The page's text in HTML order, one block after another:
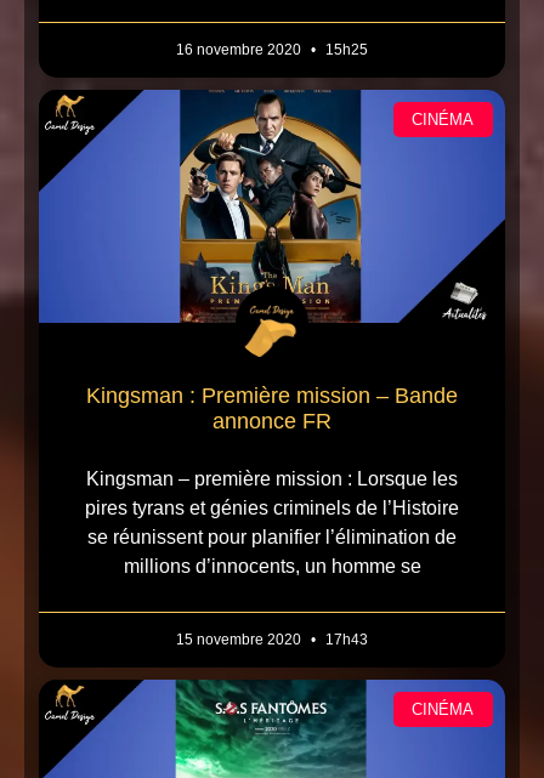
16 novembre 2020 15h25
CINÉMA
Kingsman : Première mission – Bande
annonce FR
Kingsman – première mission : Lorsque les
pires tyrans et génies criminels de l’Histoire
se réunissent pour planifier l’élimination de
millions d’innocents, un homme se
15 novembre 2020 17h43
CINÉMA